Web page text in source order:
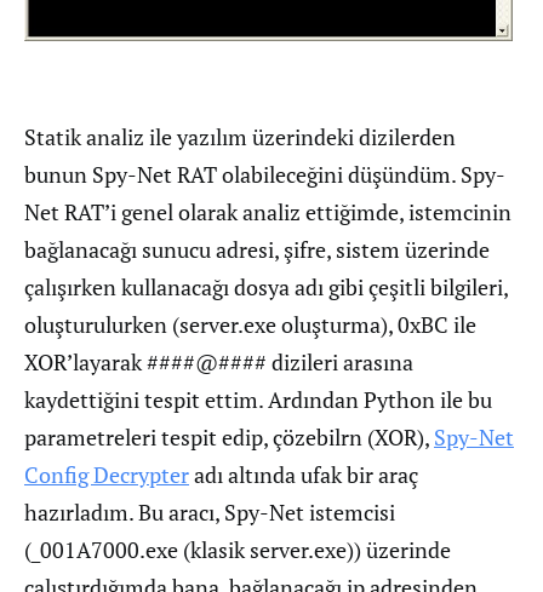
Statik analiz ile yazılım üzerindeki dizilerden
bunun Spy-Net RAT olabileceğini düşündüm. Spy-
Net RAT’i genel olarak analiz ettiğimde, istemcinin
bağlanacağı sunucu adresi, şifre, sistem üzerinde
çalışırken kullanacağı dosya adı gibi çeşitli bilgileri,
oluşturulurken (server.exe oluşturma), 0xBC ile
XOR’layarak ####@#### dizileri arasına
kaydettiğini tespit ettim. Ardından Python ile bu
parametreleri tespit edip, çözebilrn (XOR), Spy-Net
Config Decrypteradı altında ufak bir araç
hazırladım. Bu aracı, Spy-Net istemcisi
(_001A7000.exe (klasik server.exe)) üzerinde